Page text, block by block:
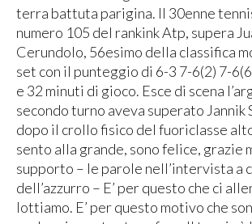
terra battuta parigina. Il 30enne
numero 105 del rankink Atp, supera
Cerundolo, 56esimo della classifica
set con il punteggio di 6-3 7-6(2) 7-
e 32 minuti di gioco. Esce di scena
secondo turno aveva superato Jannik
dopo il crollo fisico del fuoriclasse
sento alla grande, sono felice, grazie
supporto – le parole nell’intervista a
dell’azzurro – E’ per questo che ci
lottiamo. E’ per questo motivo che